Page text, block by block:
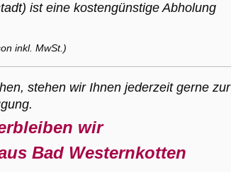
ist eine kostengünstige Abholung
inkl. MwSt.)
stehen wir Ihnen jederzeit gerne zur
wir
Bad Westernkotten